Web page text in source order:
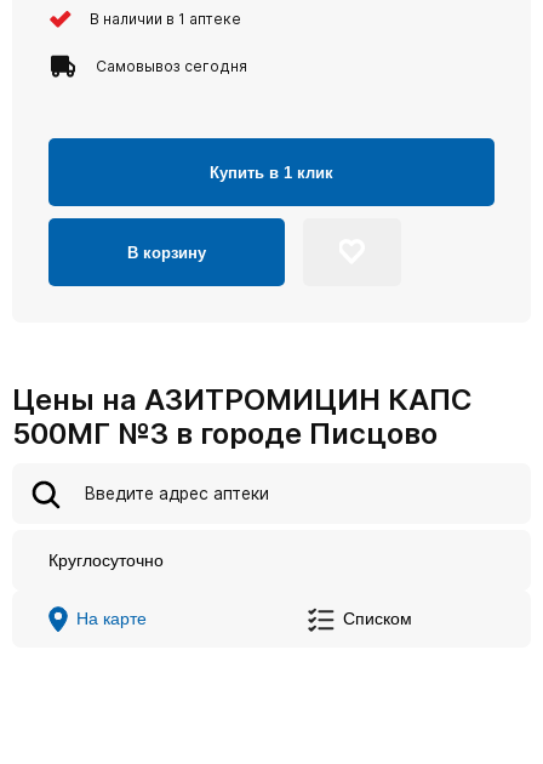
В наличии в 1 аптеке
Самовывоз сегодня
Купить в 1 клик
В корзину
Цены на АЗИТРОМИЦИН КАПС
500МГ №3 в городе Писцово
Круглосуточно
На карте Списком